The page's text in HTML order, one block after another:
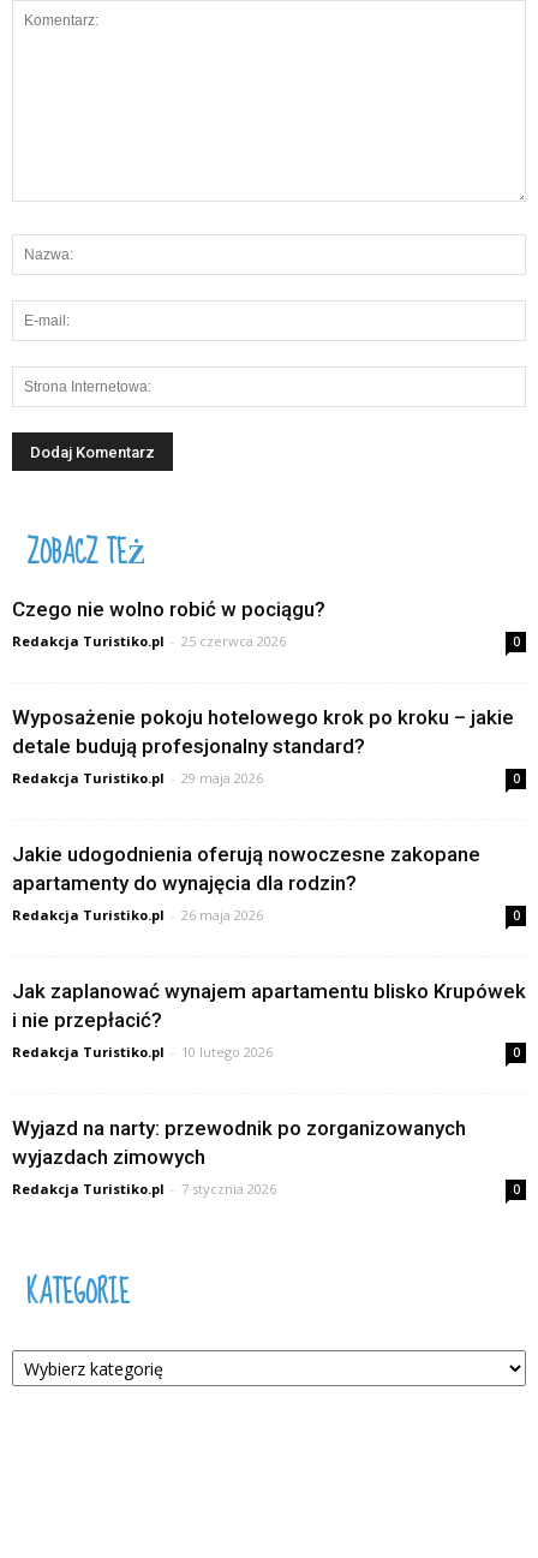
ZOBACZ TEŻ
Czego nie wolno robić w pociągu?
Redakcja Turistiko.pl - 25 czerwca 2026 0
Wyposażenie pokoju hotelowego krok po kroku – jakie
detale budują profesjonalny standard?
Redakcja Turistiko.pl - 29 maja 2026 0
Jakie udogodnienia oferują nowoczesne zakopane
apartamenty do wynajęcia dla rodzin?
Redakcja Turistiko.pl - 26 maja 2026 0
Jak zaplanować wynajem apartamentu blisko Krupówek
i nie przepłacić?
Redakcja Turistiko.pl - 10 lutego 2026 0
Wyjazd na narty: przewodnik po zorganizowanych
wyjazdach zimowych
Redakcja Turistiko.pl - 7 stycznia 2026 0
KATEGORIE
Kategorie